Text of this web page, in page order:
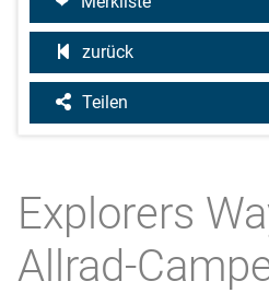
zurück
Teilen
Explorers
Allrad-